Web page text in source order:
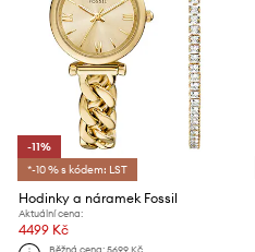
-11%
*-10 % s kódem: LST
Hodinky a náramek Fossil
Aktuální cena:
4499 Kč